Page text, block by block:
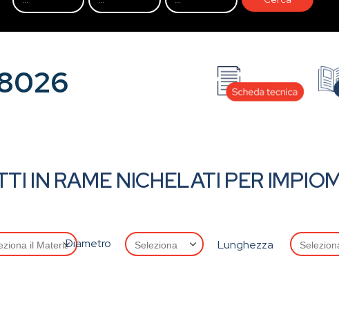
IN RAME NICHELATI PER
Diametro Lunghezza